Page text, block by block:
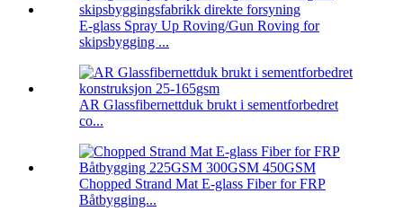
E-glass Spray Up Roving/Gun Roving for
skipsbygging ...
AR Glassfibernettduk brukt i sementforbedret
co...
Chopped Strand Mat E-glass Fiber for FRP
Båtbygging...